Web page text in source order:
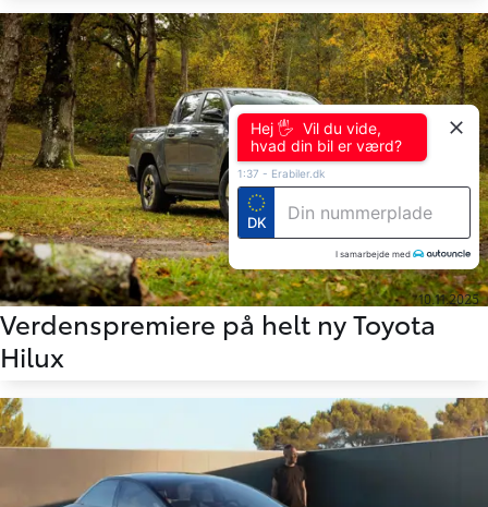
10.11.2025
Verdenspremiere på helt ny Toyota
Hilux
Hej 🖐 Vil du vide,
hvad din bil er værd?
1:37 - Erabiler.dk
DK
I samarbejde med